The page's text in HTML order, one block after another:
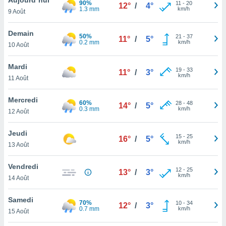
et
»,
au
vous
qu'ils
ou
le
ainsi
un
la
du
9 Août
90%
1.3 mm
12° / 4° 11 - 20
km/h
Demain
10 Août
50%
0.2 mm
11° / 5° 21 - 37
km/h
Mardi
11 Août
11° / 3° 19- 33
km/h
Mercredi
12 Août
60%
0.3 mm
14° / 5° 28- 48
km/h
Jeudi
13 Août
16° / 5° 15- 25
km/h
Vendredi
14 Août
13° / 3° 12- 25
km/h
Samedi
15 Août
70%
0.7 mm
12° / 3° 10- 34
km/h